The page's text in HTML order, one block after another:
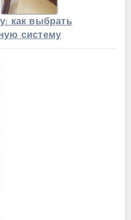
как выбрать
систему